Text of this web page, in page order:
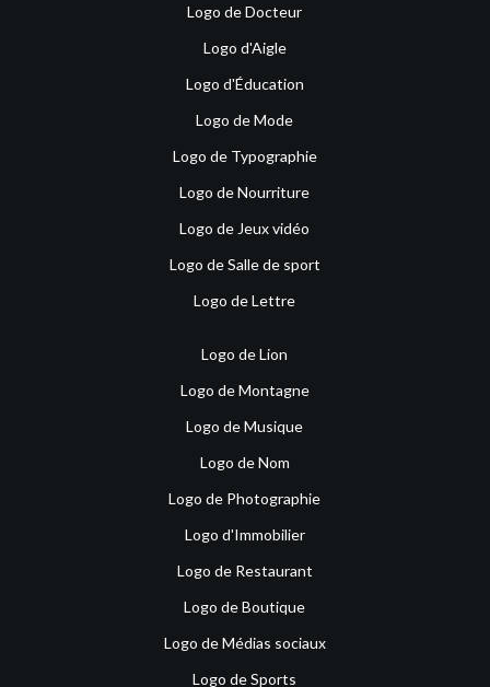
Logo de Docteur
Logo d'Aigle
Logo d'Éducation
Logo de Mode
Logo de Typographie
Logo de Nourriture
Logo de Jeux vidéo
Logo de Salle de sport
Logo de Lettre
Logo de Lion
Logo de Montagne
Logo de Musique
Logo de Nom
Logo de Photographie
Logo d'Immobilier
Logo de Restaurant
Logo de Boutique
Logo de Médias sociaux
Logo de Sports